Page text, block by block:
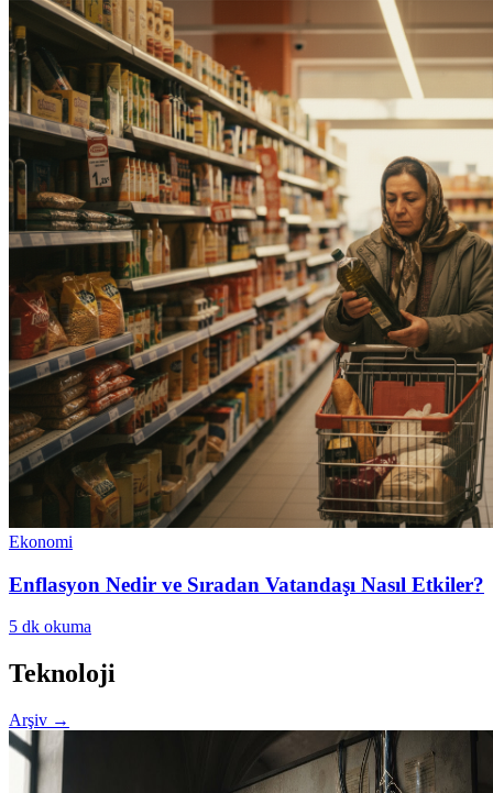
Ekonomi
Enflasyon Nedir ve Sıradan Vatandaşı Nasıl Etkiler?
5 dk okuma
Teknoloji
Arşiv →